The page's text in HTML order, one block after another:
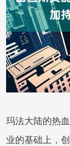
玛法大陆的热
业的基础上，